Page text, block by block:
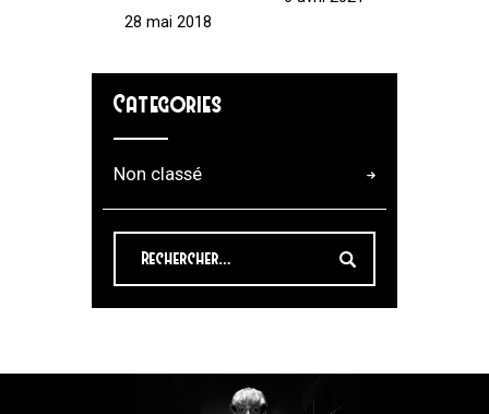
28 mai 2018
Categories
Non classé